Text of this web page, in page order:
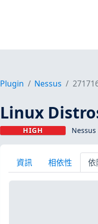
Plugin Nessus
Linux
HIGH
資訊 相依性 依